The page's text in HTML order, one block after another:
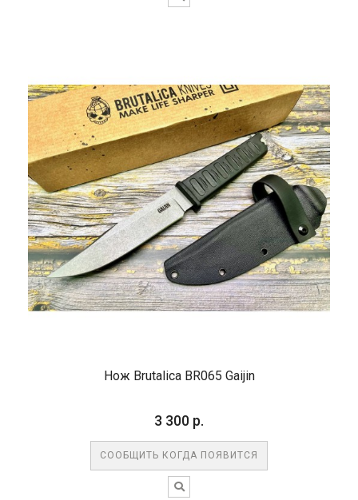
Нож Brutalica BR065 Gaijin
3 300 р.
СООБЩИТЬ КОГДА ПОЯВИТСЯ